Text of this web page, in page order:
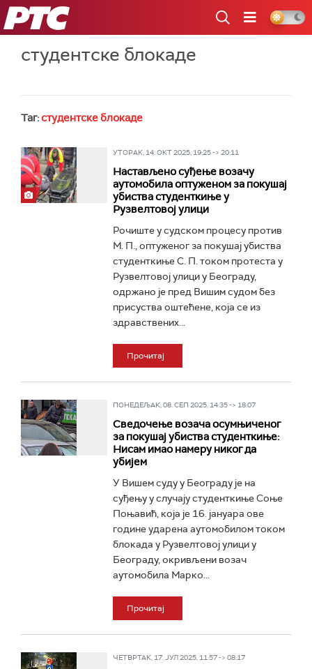
РТС
студентске блокаде
Таг:студентске блокаде
УТОРАК, 14. ОКТ 2025, 19:25 -> 20:11
Настављено суђење возачу
аутомобила оптуженом за покушај
убиства студенткиње у
Рузвелтовој улици
Рочиште у судском процесу против
М. П., оптуженог за покушај убиства
студенткиње С. П. током протеста у
Рузвелтовој улици у Београду,
одржано је пред Вишим судом без
присуства оштећене, која се из
здравствених...
Прочитај
ПОНЕДЕЉАК, 08. СЕП 2025, 14:35 -> 18:07
Сведочење возача осумњиченог
за покушај убиства студенткиње:
Нисам имао намеру никог да
убијем
У Вишем суду у Београду је на
суђењу у случају студенткиње Соње
Поњавић, која је 16. јануара ове
године ударена аутомобилом током
блокада у Рузвелтовој улици у
Београду, окривљени возач
аутомобила Марко...
Прочитај
ЧЕТВРТАК, 17. ЈУЛ 2025, 11:57 -> 08:17